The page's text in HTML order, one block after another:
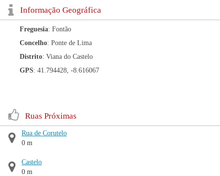
Informação Geográfica
Freguesia: Fontão
Concelho: Ponte de Lima
Distrito: Viana do Castelo
GPS: 41.794428, -8.616067
Ruas Próximas
Rua de Corutelo
0 m
Castelo
0 m